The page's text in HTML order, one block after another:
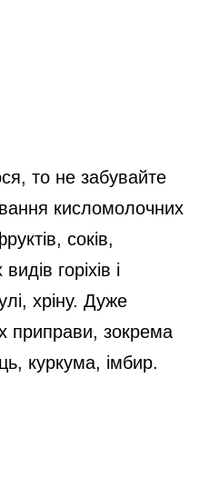
то не забувайте
кисломолочних
соків,
горіхів і
хріну. Дуже
приправи, зокрема
куркума, імбир.